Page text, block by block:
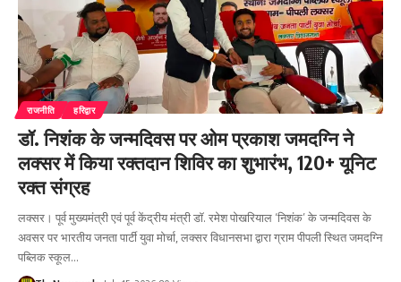
राजनीति हरिद्वार
डॉ. निशंक के जन्मदिवस पर ओम प्रकाश जमदग्नि ने
लक्सर में किया रक्तदान शिविर का शुभारंभ, 120+ यूनिट
रक्त संग्रह
लक्सर। पूर्व मुख्यमंत्री एवं पूर्व केंद्रीय मंत्री डॉ. रमेश पोखरियाल ‘निशंक’ के जन्मदिवस के
अवसर पर भारतीय जनता पार्टी युवा मोर्चा, लक्सर विधानसभा द्वारा ग्राम पीपली स्थित जमदग्नि
पब्लिक स्कूल…